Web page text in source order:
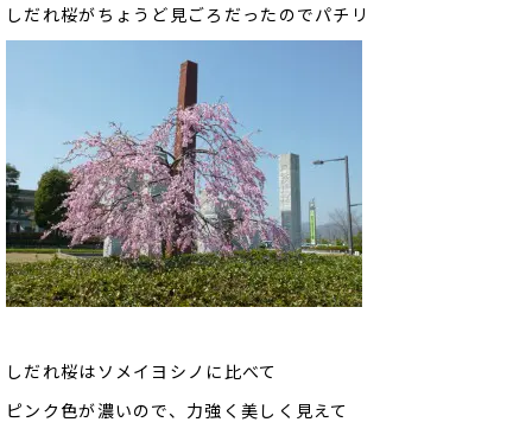
しだれ桜がちょうど見ごろだったのでパチリ
しだれ桜はソメイヨシノに比べて
ピンク色が濃いので、力強く美しく見えて